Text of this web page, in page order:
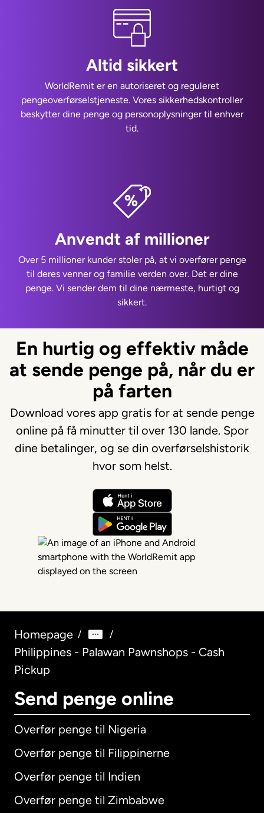
Altid sikkert
WorldRemit er en autoriseret og reguleret
pengeoverførselstjeneste. Vores sikkerhedskontroller
beskytter dine penge og personoplysninger til enhver
tid.
Anvendt af millioner
Over 5 millioner kunder stoler på, at vi overfører penge
til deres venner og familie verden over. Det er dine
penge. Vi sender dem til dine nærmeste, hurtigt og
sikkert.
En hurtig og effektiv måde
at sende penge på, når du er
på farten
Download vores app gratis for at sende penge
online på få minutter til over 130 lande. Spor
dine betalinger, og se din overførselshistorik
hvor som helst.
Homepage / /
Philippines - Palawan Pawnshops - Cash
Pickup
Send penge online
Overfør penge til Nigeria
Overfør penge til Filippinerne
Overfør penge til Indien
Overfør penge til Zimbabwe